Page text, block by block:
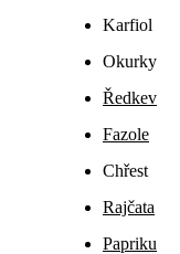
Karfiol
Okurky
Ředkev
Fazole
Chřest
Rajčata
Papriku